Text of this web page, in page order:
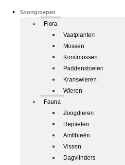
Soortgroepen
Flora
Vaatplanten
Mossen
Korstmossen
Paddenstoelen
Kranswieren
Wieren
Fauna
Zoogdieren
Reptielen
Amfibieën
Vissen
Dagvlinders